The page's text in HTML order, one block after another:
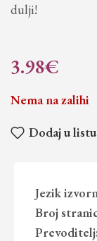
dulji!
3.98€
Nema na zalihi
Dodaj u
Jezik
Broj
Prevoditelj: